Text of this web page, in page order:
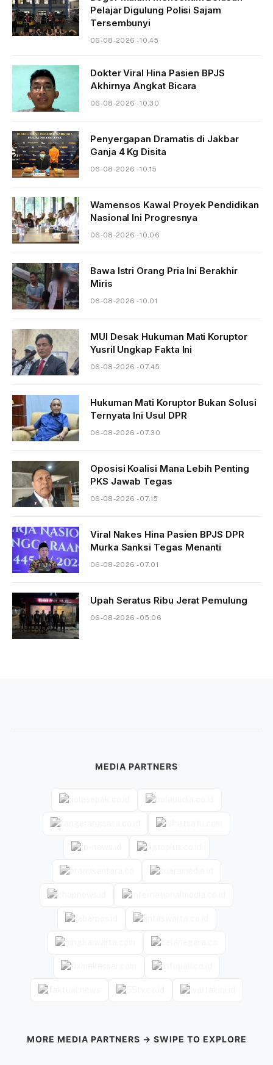
Pelajar Digulung Polisi Sajam
Tersembunyi
06-08-2026 - 10.45
Dokter Viral Hina Pasien BPJS
Akhirnya Angkat Bicara
06-08-2026 - 10.30
Penyergapan Dramatis di Jakbar
Ganja 4 Kg Disita
06-08-2026 - 10.15
Wamensos Kawal Proyek Pendidikan
Nasional Ini Progresnya
06-08-2026 - 10.06
Bawa Istri Orang Pria Ini Berakhir
Miris
06-08-2026 - 10.01
MUI Desak Hukuman Mati Koruptor
Yusril Ungkap Fakta Ini
06-08-2026 - 07.45
Hukuman Mati Koruptor Bukan Solusi
Ternyata Ini Usul DPR
06-08-2026 - 07.30
Oposisi Koalisi Mana Lebih Penting
PKS Jawab Tegas
06-08-2026 - 07.15
Viral Nakes Hina Pasien BPJS DPR
Murka Sanksi Tegas Menanti
06-08-2026 - 07.01
Upah Seratus Ribu Jerat Pemulung
06-08-2026 - 05.06
MEDIA PARTNERS
MORE MEDIA PARTNERS → SWIPE TO EXPLORE